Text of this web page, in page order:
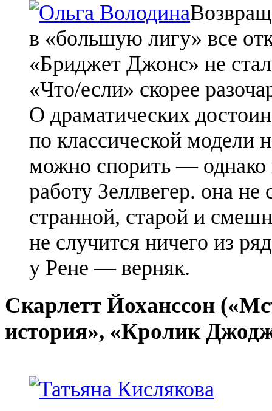
в «большую лигу» все
«Бриджет Джонс» не
«Что/если» скорее
О драматических
по классической модели
можно спорить —
работу Зеллвегер. она не
странной, старой и
не случится ничего из
у Рене — верняк.
Скарлетт Йоханссон
история», «Кролик